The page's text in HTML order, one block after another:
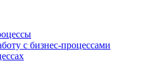
с бизнес-процессами